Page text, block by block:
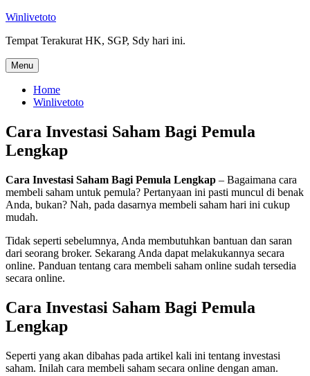
Skip
content
Winlivetoto
Tempat Terakurat HK, SGP, Sdy hari ini.
Menu
Home
Winlivetoto
Cara Investasi Saham Bagi Pemula
Lengkap
Cara Investasi Saham Bagi Pemula Lengkap – Bagaimana cara
membeli saham untuk pemula? Pertanyaan ini pasti muncul di benak
Anda, bukan? Nah, pada dasarnya membeli saham hari ini cukup
mudah.
Tidak seperti sebelumnya, Anda membutuhkan bantuan dan saran
dari seorang broker. Sekarang Anda dapat melakukannya secara
online. Panduan tentang cara membeli saham online sudah tersedia
secara online.
Cara Investasi Saham Bagi Pemula
Lengkap
Seperti yang akan dibahas pada artikel kali ini tentang investasi
saham. Inilah cara membeli saham secara online dengan aman.